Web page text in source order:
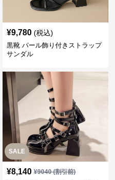
¥9,780 (税込)
黒靴 パール飾り付きストラップ
サンダル
SALE
¥8,140 ¥9040(割引前)